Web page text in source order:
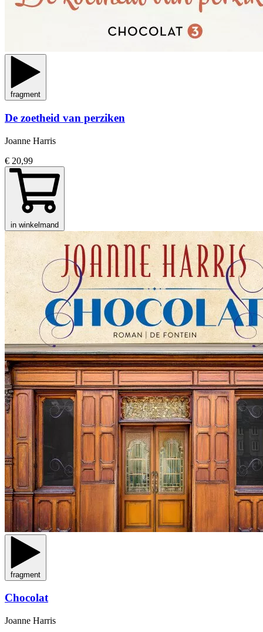
fragment
De zoetheid van perziken
Joanne Harris
€ 20,99
in winkelmand
fragment
Chocolat
Joanne Harris